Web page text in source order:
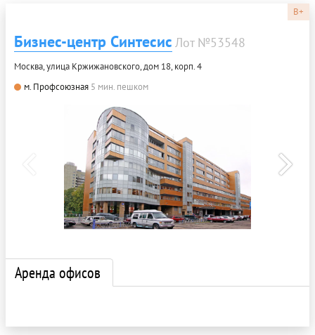
B+
Бизнес-центр Синтесис Лот №53548
Москва, улица Кржижановского, дом 18, корп. 4
м. Профсоюзная 5 мин. пешком
Аренда офисов